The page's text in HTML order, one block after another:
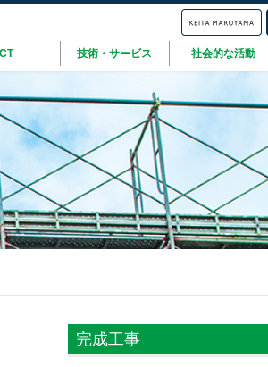
技術・サービス 社会的な活動
完成工事